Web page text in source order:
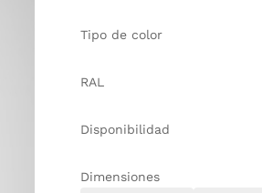
Tipo de color
RAL
Disponibilidad
Dimensiones